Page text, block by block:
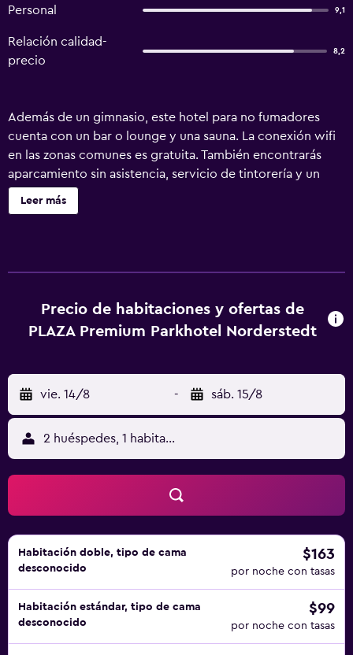
Personal 9,1
Relación calidad-
precio
8,2
Además de un gimnasio, este hotel para no fumadores
cuenta con un bar o lounge y una sauna. La conexión wifi
en las zonas comunes es gratuita. También encontrarás
aparcamiento sin asistencia, servicio de tintorería y un
jardín. PLAZA Premium Parkhotel Norderstedt ofrece 78
alojamientos con minibar y caja fuerte. Se ofrece una
escritorio y teléfono. Se ofrece servicio de limpieza todos
los días. Los servicios de ocio y esparcimiento en este
Leer más
Precio de habitaciones y ofertas de
PLAZA Premium Parkhotel Norderstedt
vie. 14/8 - sáb. 15/8
2 huéspedes, 1 habitación
Habitación doble, tipo de cama
desconocido
$163
por noche con tasas
Habitación estándar, tipo de cama
desconocido
$99
por noche con tasas